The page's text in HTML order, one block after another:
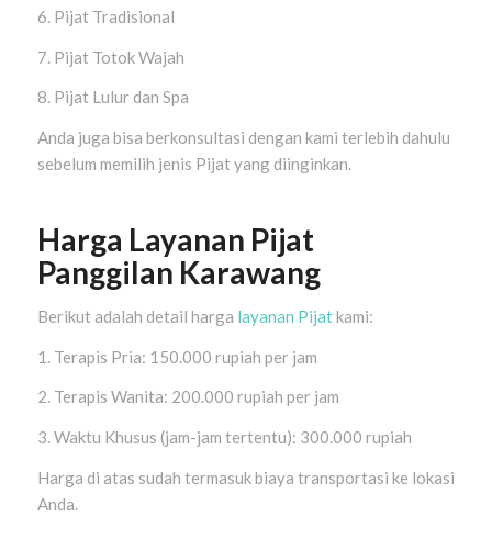
6. Pijat Tradisional
7. Pijat Totok Wajah
8. Pijat Lulur dan Spa
Anda juga bisa berkonsultasi dengan kami terlebih dahulu
sebelum memilih jenis Pijat yang diinginkan.
Harga Layanan Pijat
Panggilan Karawang
Berikut adalah detail harga layanan Pijatkami:
1. Terapis Pria: 150.000 rupiah per jam
2. Terapis Wanita: 200.000 rupiah per jam
3. Waktu Khusus (jam-jam tertentu): 300.000 rupiah
Harga di atas sudah termasuk biaya transportasi ke lokasi
Anda.